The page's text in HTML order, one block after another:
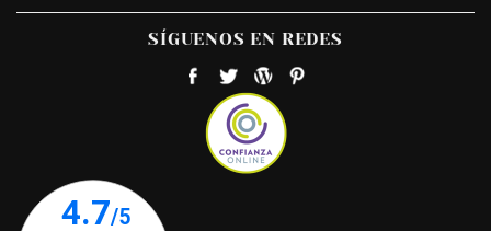
SÍGUENOS EN REDES